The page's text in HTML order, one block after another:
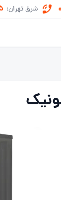
شرق تهران: